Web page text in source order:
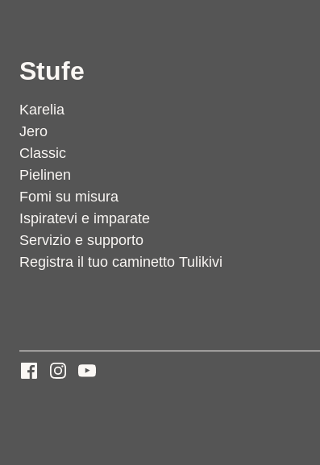
Stufe
Karelia
Jero
Classic
Pielinen
Fomi su misura
Ispiratevi e imparate
Servizio e supporto
Registra il tuo caminetto Tulikivi